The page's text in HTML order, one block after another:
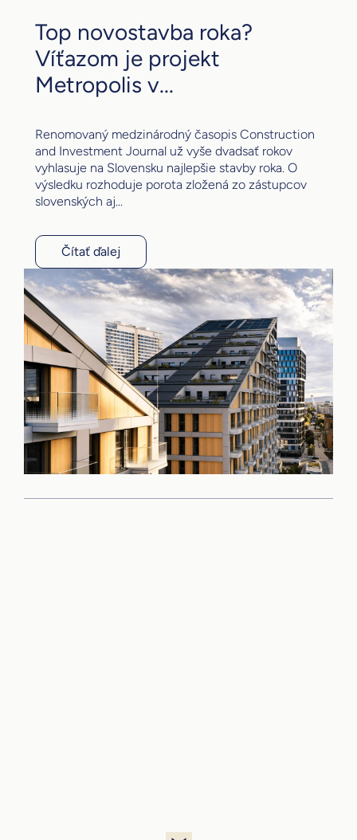
Top novostavba roka?
Víťazom je projekt
Metropolis v...
Renomovaný medzinárodný časopis Construction
and Investment Journal už vyše dvadsať rokov
vyhlasuje na Slovensku najlepšie stavby roka. O
výsledku rozhoduje porota zložená zo zástupcov
slovenských aj...
Čítať ďalej